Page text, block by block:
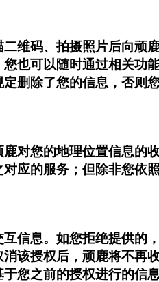
维码、拍摄照片后向顽
也可以随时通过相关功
删除了您的信息，否则
对您的地理位置信息的
应的服务；但除非您依
信息。如您拒绝提供的
该授权后，顽鹿将不再
您之前的授权进行的信息